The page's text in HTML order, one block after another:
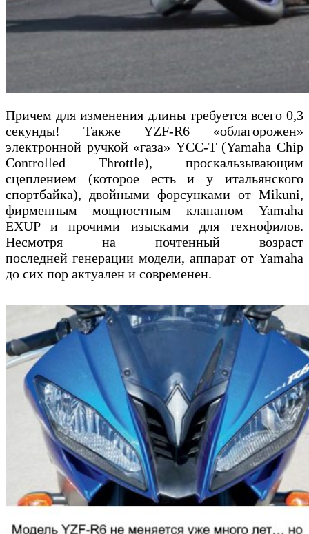
Причем для изменения длины требуется всего 0,3
секунды! Также YZF-R6 «облагорожен»
электронной ручкой «газа» YCC-T (Yamaha Chip
Controlled Throttle), проскальзывающим
сцеплением (которое есть и у итальянского
спортбайка), двойными форсунками от Mikuni,
фирменным мощностным клапаном Yamaha
EXUP и прочими изысками для технофилов.
Несмотря на почтенный возраст
последней генерации модели, аппарат от Yamaha
до сих пор актуален и современен.